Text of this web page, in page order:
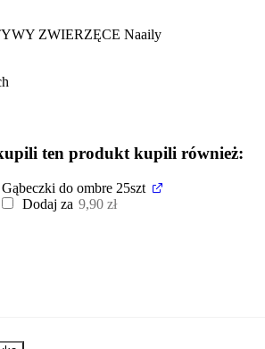
ZWIERZĘCE Naaily
ten produkt kupili również:
Gąbeczki do ombre 25szt
Dodaj za 9,90 zł